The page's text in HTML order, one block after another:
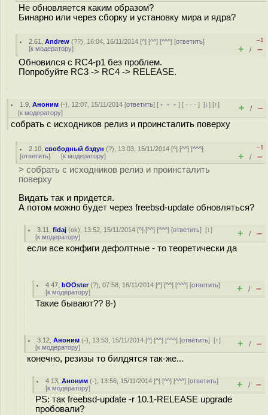
Не обновляется каким образом?
Бинарно или через сборку и установку мира и ядра?
2.61 ,Andrew (??), 16:04, 16/11/2014 [^] [^^] [^^^] [ответить]
[к модератору]
–1
+ / –
Обновился с RC4-p1 без проблем.
Попробуйте RC3 -> RC4 -> RELEASE.
1.9 ,Аноним (-), 12:07, 15/11/2014 [ответить] [ ﹢﹢﹢] [ · · ·][↓] [↑]
[к модератору] + / –
собрать с исходников релиз и проинсталить поверху
2.10 ,свободный бздун (?), 13:03, 15/11/2014 [^] [^^] [^^^]
[ответить] [к модератору]
–1
+ / –
> собрать с исходников релиз и проинсталить
поверху
Видать так и придется.
А потом можно будет через freebsd-update обновляться?
3.11 ,fidaj (ok), 13:52, 15/11/2014 [^] [^^] [^^^] [ответить][↓]
[к модератору] + / –
если все конфиги дефолтные - то теоретически да
4.47 ,bOOster(?), 07:58, 16/11/2014 [^] [^^] [^^^] [ответить]
[к модератору] + / –
Такие бывают?? 8-)
3.12 ,Аноним (-), 13:53, 15/11/2014 [^] [^^] [^^^] [ответить][↑]
[к модератору] + / –
конечно, резизы то билдятся так-же...
4.13 ,Аноним (-), 13:56, 15/11/2014 [^] [^^] [^^^] [ответить]
[к модератору] + / –
PS: так freebsd-update -r 10.1-RELEASE upgrade
пробовали?